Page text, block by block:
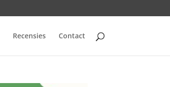
Recensies Contact